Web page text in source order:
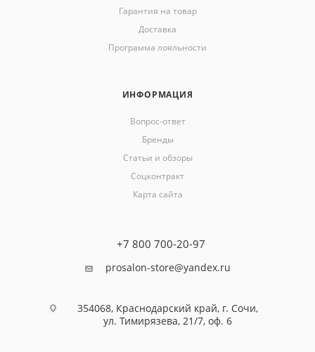
Гарантия на товар
Доставка
Программа лояльности
ИНФОРМАЦИЯ
Вопрос-ответ
Бренды
Статьи и обзоры
Соцконтракт
Карта сайта
+7 800 700-20-97
prosalon-store@yandex.ru
354068, Краснодарский край, г. Сочи,
ул. Тимирязева, 21/7, оф. 6